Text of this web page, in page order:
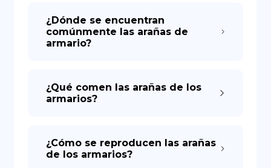
¿Dónde se encuentran
comúnmente las arañas de
armario?
¿Qué comen las arañas de los
armarios?
¿Cómo se reproducen las arañas
de los armarios?